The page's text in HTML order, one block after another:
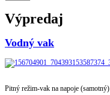
Výpredaj
Vodný vak
Pitný režim-vak na napoje (samotný)